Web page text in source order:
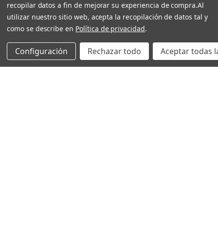
recopilar datos a fin de mejorar su experiencia de compra.Al
utilizar nuestro sitio web, acepta la recopilación de datos tal y
como se describe en Política de privacidad.
Configuración Rechazar todo Aceptar todas